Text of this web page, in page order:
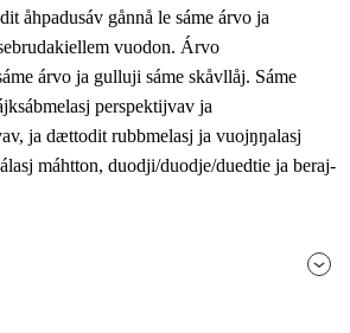
åhpadusáv gånnå le sáme árvo ja
vuodon. Árvo
árvo ja gulluji sáme skåvllåj. Sáme
perspektijvav ja
ja dættodit rubbmelasj ja vuojŋŋalasj
máhtton, duodji/duodje/duedtie ja beraj-